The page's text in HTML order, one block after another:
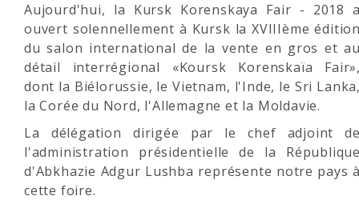
Aujourd'hui, la Kursk Korenskaya Fair - 2018
ouvert solennellement à Kursk la XVIIIème
du salon international de la vente en gros et
détail interrégional «Koursk Korenskaïa
dont la Biélorussie, le Vietnam, l'Inde, le Sri
la Corée du Nord, l'Allemagne et la Moldavie.
La délégation dirigée par le chef adjoint
l'administration présidentielle de la
d'Abkhazie Adgur Lushba représente notre pays
cette foire.